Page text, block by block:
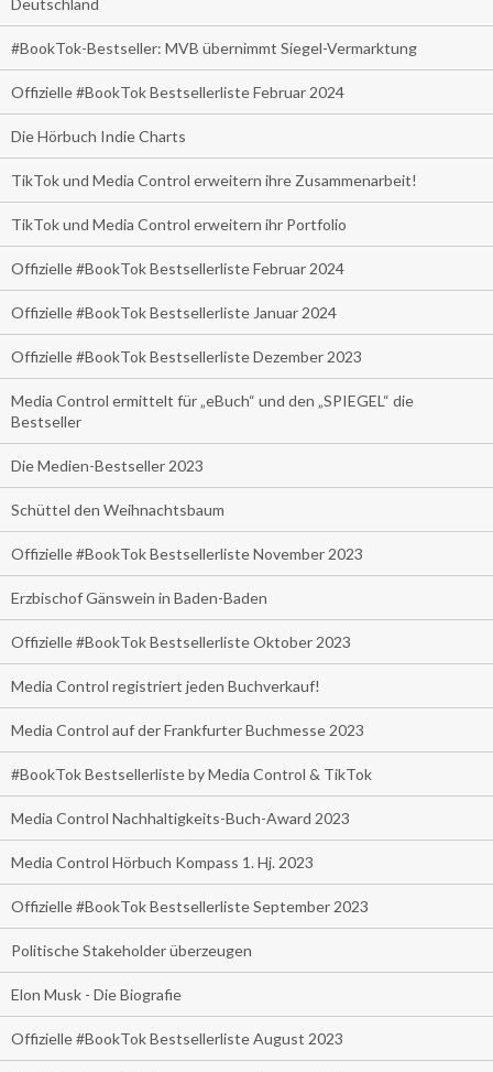
Deutschland
#BookTok-Bestseller: MVB übernimmt Siegel-Vermarktung
Offizielle #BookTok Bestsellerliste Februar 2024
Die Hörbuch Indie Charts
TikTok und Media Control erweitern ihre Zusammenarbeit!
TikTok und Media Control erweitern ihr Portfolio
Offizielle #BookTok Bestsellerliste Februar 2024
Offizielle #BookTok Bestsellerliste Januar 2024
Offizielle #BookTok Bestsellerliste Dezember 2023
Media Control ermittelt für „eBuch“ und den „SPIEGEL“ die
Bestseller
Die Medien-Bestseller 2023
Schüttel den Weihnachtsbaum
Offizielle #BookTok Bestsellerliste November 2023
Erzbischof Gänswein in Baden-Baden
Offizielle #BookTok Bestsellerliste Oktober 2023
Media Control registriert jeden Buchverkauf!
Media Control auf der Frankfurter Buchmesse 2023
#BookTok Bestsellerliste by Media Control & TikTok
Media Control Nachhaltigkeits-Buch-Award 2023
Media Control Hörbuch Kompass 1. Hj. 2023
Offizielle #BookTok Bestsellerliste September 2023
Politische Stakeholder überzeugen
Elon Musk - Die Biografie
Offizielle #BookTok Bestsellerliste August 2023